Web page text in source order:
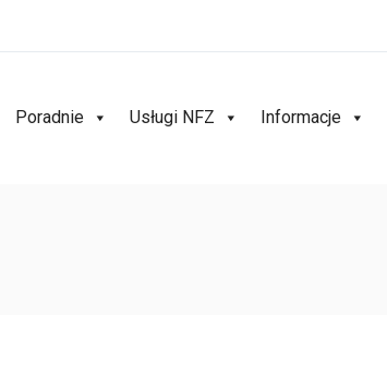
Poradnie Usługi NFZ Informacje